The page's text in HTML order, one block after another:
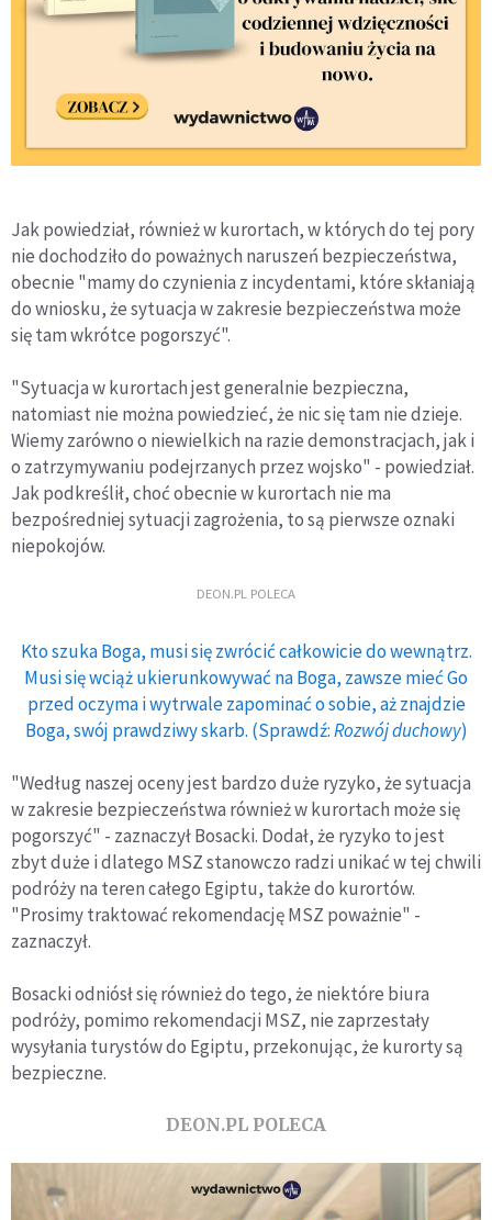
Jak powiedział, również w kurortach, w których do tej pory
nie dochodziło do poważnych naruszeń bezpieczeństwa,
obecnie "mamy do czynienia z incydentami, które skłaniają
do wniosku, że sytuacja w zakresie bezpieczeństwa może
się tam wkrótce pogorszyć".
"Sytuacja w kurortach jest generalnie bezpieczna,
natomiast nie można powiedzieć, że nic się tam nie dzieje.
Wiemy zarówno o niewielkich na razie demonstracjach, jak i
o zatrzymywaniu podejrzanych przez wojsko" - powiedział.
Jak podkreślił, choć obecnie w kurortach nie ma
bezpośredniej sytuacji zagrożenia, to są pierwsze oznaki
niepokojów.
DEON.PL POLECA
Kto szuka Boga, musi się zwrócić całkowicie do wewnątrz.
Musi się wciąż ukierunkowywać na Boga, zawsze mieć Go
przed oczyma i wytrwale zapominać o sobie, aż znajdzie
Boga, swój prawdziwy skarb. (Sprawdź:Rozwój duchowy)
"Według naszej oceny jest bardzo duże ryzyko, że sytuacja
w zakresie bezpieczeństwa również w kurortach może się
pogorszyć" - zaznaczył Bosacki. Dodał, że ryzyko to jest
zbyt duże i dlatego MSZ stanowczo radzi unikać w tej chwili
podróży na teren całego Egiptu, także do kurortów.
"Prosimy traktować rekomendację MSZ poważnie" -
zaznaczył.
Bosacki odniósł się również do tego, że niektóre biura
podróży, pomimo rekomendacji MSZ, nie zaprzestały
wysyłania turystów do Egiptu, przekonując, że kurorty są
bezpieczne.
DEON.PL POLECA